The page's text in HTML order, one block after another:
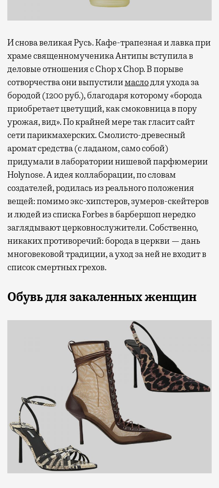
И снова великая Русь. Кафе-трапезная и лавка при
храме священномученика Антипы вступила в
деловые отношения с Сhop x Chop. В порыве
сотворчества они выпустилимаслодля ухода за
бородой (1200 руб.), благодаря которому «борода
приобретает цветущий, как смоковница в пору
урожая, вид». По крайней мере так гласит сайт
сети парикмахерских. Смолисто-древесный
аромат средства (с ладаном, само собой)
придумали в лаборатории нишевой парфюмерии
Holynose. А идея коллаборации, по словам
создателей, родилась из реального положения
вещей: помимо экс-хипстеров, зумеров-скейтеров
и людей из списка Forbes в барбершоп нередко
заглядывают церковнослужители. Собственно,
никаких противоречий: борода в церкви — дань
многовековой традиции, а уход за ней не входит в
список смертных грехов.
Обувь для закаленных женщин